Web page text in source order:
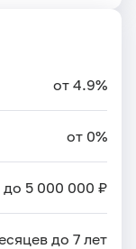
от 4.9%
от 0%
до 5 000 000 ₽
до 7 лет